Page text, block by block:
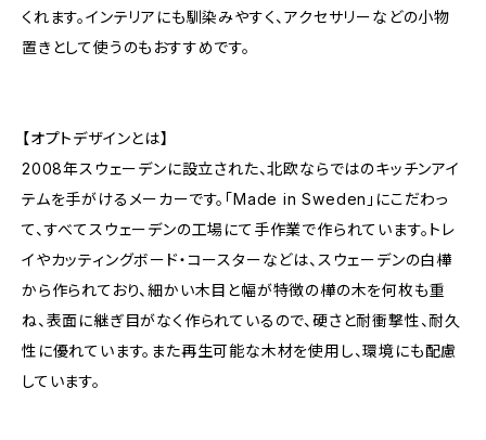
くれます。インテリアにも馴染みやすく、アクセサリーなどの小物
置きとして使うのもおすすめです。
【オプトデザインとは】
2008年スウェーデンに設立された、北欧ならではのキッチンアイ
テムを手がけるメーカーです。「Made in Sweden」にこだわっ
て、すべてスウェーデンの工場にて手作業で作られています。トレ
イやカッティングボード・コースターなどは、スウェーデンの白樺
から作られており、細かい木目と幅が特徴の樺の木を何枚も重
ね、表面に継ぎ目がなく作られているので、硬さと耐衝撃性、耐久
性に優れています。また再生可能な木材を使用し、環境にも配慮
しています。